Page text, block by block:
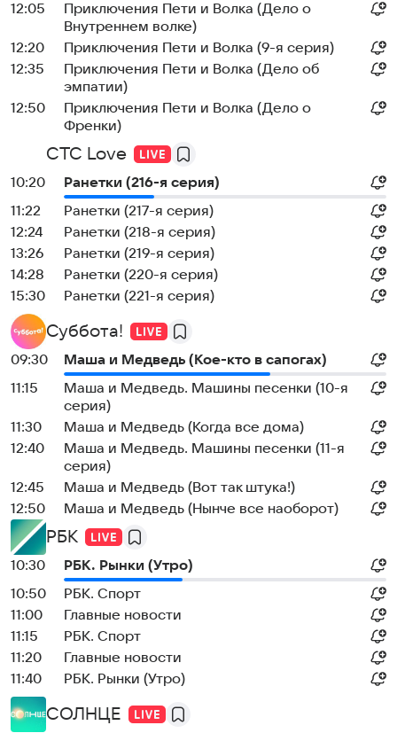
12:05
Приключения Пети и Волка (Дело о
Внутреннем волке)
12:20
Приключения Пети и Волка (9-я серия)
12:35
Приключения Пети и Волка (Дело об
эмпатии)
12:50
Приключения Пети и Волка (Дело о
Френки)
СТС Love
10:20
Ранетки (216-я серия)
11:22
Ранетки (217-я серия)
12:24
Ранетки (218-я серия)
13:26
Ранетки (219-я серия)
14:28
Ранетки (220-я серия)
15:30
Ранетки (221-я серия)
Суббота!
09:30
Маша и Медведь (Кое-кто в сапогах)
11:15
Маша и Медведь. Машины песенки (10-я
серия)
11:30
Маша и Медведь (Когда все дома)
12:40
Маша и Медведь. Машины песенки (11-я
серия)
12:45
Маша и Медведь (Вот так штука!)
12:50
Маша и Медведь (Нынче все наоборот)
РБК
10:30
РБК. Рынки (Утро)
10:50
РБК. Спорт
11:00
Главные новости
11:15
РБК. Спорт
11:20
Главные новости
11:40
РБК. Рынки (Утро)
СОЛНЦЕ